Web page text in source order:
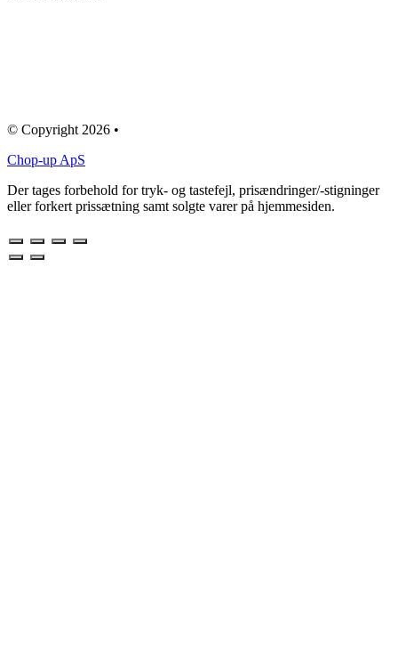
© Copyright 2026 •
Chop-up ApS
Der tages forbehold for tryk- og tastefejl, prisændringer/-stigninger
eller forkert prissætning samt solgte varer på hjemmesiden.